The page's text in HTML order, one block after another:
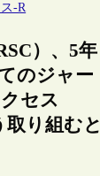
-R
）、5年
のジャー
セス
取り組むと